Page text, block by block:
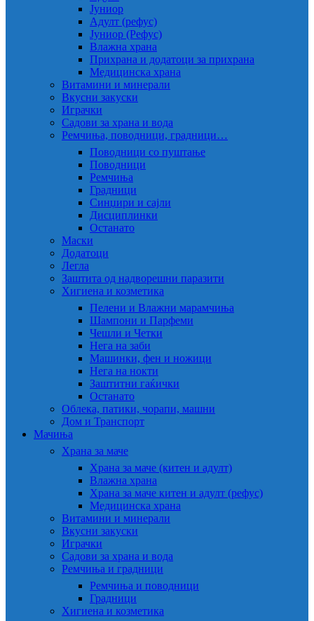
Јуниор
Адулт (рефус)
Јуниор (Рефус)
Влажна храна
Прихрана и додатоци за прихрана
Медицинска храна
Витамини и минерали
Вкусни закуски
Играчки
Садови за храна и вода
Ремчиња, поводници, градници…
Поводници со пуштање
Поводници
Ремчиња
Градници
Синџири и сајли
Дисциплинки
Останато
Маски
Додатоци
Легла
Заштита од надворешни паразити
Хигиена и козметика
Пелени и Влажни марамчиња
Шампони и Парфеми
Чешли и Четки
Нега на заби
Машинки, фен и ножици
Нега на нокти
Заштитни гаќички
Останато
Облека, патики, чорапи, машни
Дом и Транспорт
Мачиња
Храна за маче
Храна за маче (китен и адулт)
Влажна храна
Храна за маче китен и адулт (рефус)
Медицинска храна
Витамини и минерали
Вкусни закуски
Играчки
Садови за храна и вода
Ремчиња и градници
Ремчиња и поводници
Градници
Хигиена и козметика